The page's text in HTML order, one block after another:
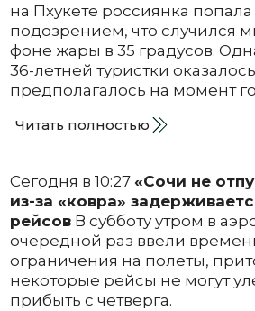
на Пхукете россиянка попала
подозрением, что случился
фоне жары в 35 градусов.
36-летней туристки
предполагалось на момент
Читать полностью
Сегодня в 10:27 «Сочи не
из-за «ковра»
рейсовВ субботу утром в
очередной раз ввели
ограничения на полеты,
некоторые рейсы не могут
прибыть с четверга.